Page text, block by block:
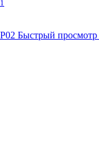
1
Быстрый просмотр